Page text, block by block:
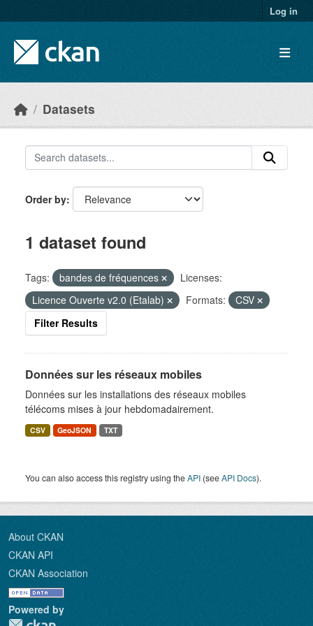
Log in
Datasets
Order by
1 dataset found
Tags: bandes de fréquences
Licenses:
Licence Ouverte v2.0 (Etalab)
Formats:
CSV
Filter Results
Données sur les réseaux mobiles
Données sur les installations des réseaux mobiles
télécoms mises à jour hebdomadairement.
CSV GeoJSON TXT
You can also access this registry using theAPI (seeAPI Docs).
About CKAN
CKAN API
CKAN Association
Powered by